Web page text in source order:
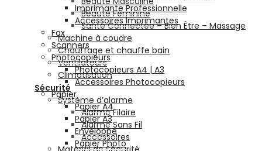
Beauté Féminine
Santé Connectée – Bien Être – Massage
Machine à coudre
Chauffage et chauffe bain
Ventilateurs
Climatisation
Sécurité
Système d’alarme
Alarme Filaire
Alarme Sans Fil
Accessoires
Imprimante Professionnelle
Accessoires Imprimantes
Fax
Scanners
Photocopieurs
Photocopieurs A4 | A3
Accessoires Photocopieurs
Papier
Papier A4
Papier A3
Enveloppe
Papier Photo